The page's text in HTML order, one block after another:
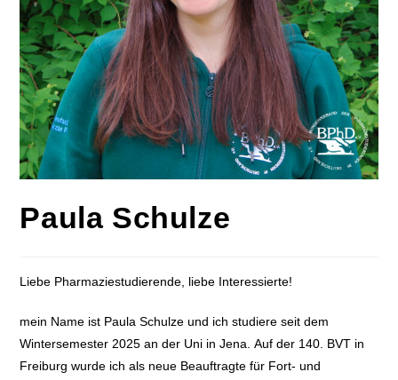
Paula Schulze
Liebe Pharmaziestudierende, liebe Interessierte!
mein Name ist Paula Schulze und ich studiere seit dem
Wintersemester 2025 an der Uni in Jena. Auf der 140. BVT in
Freiburg wurde ich als neue Beauftragte für Fort- und